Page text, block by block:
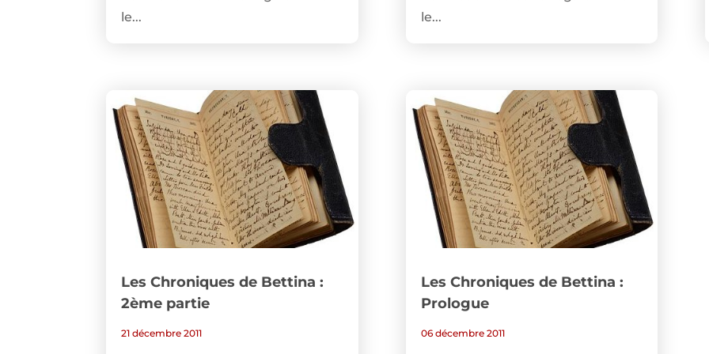
le...
Les Chroniques de Bettina :
2ème partie
21 décembre 2011
le...
Les Chroniques de Bettina :
Prologue
06 décembre 2011